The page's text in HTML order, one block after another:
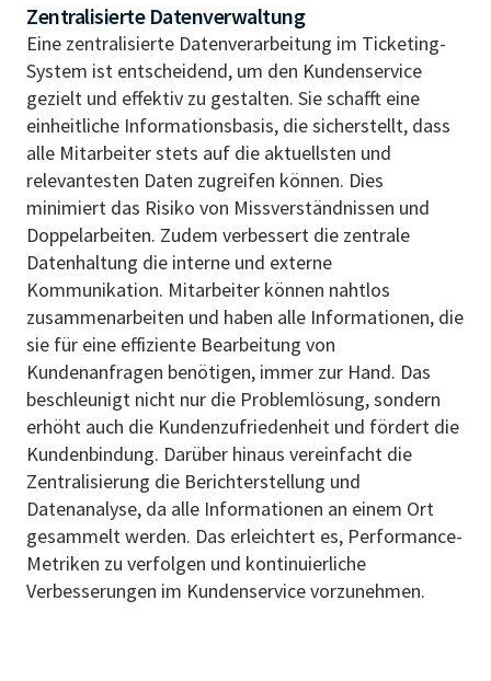
Zentralisierte Datenverwaltung
Eine zentralisierte Datenverarbeitung im Ticketing-
System ist entscheidend, um den Kundenservice
gezielt und effektiv zu gestalten. Sie schafft eine
einheitliche Informationsbasis, die sicherstellt, dass
alle Mitarbeiter stets auf die aktuellsten und
relevantesten Daten zugreifen können. Dies
minimiert das Risiko von Missverständnissen und
Doppelarbeiten. Zudem verbessert die zentrale
Datenhaltung die interne und externe
Kommunikation. Mitarbeiter können nahtlos
zusammenarbeiten und haben alle Informationen, die
sie für eine effiziente Bearbeitung von
Kundenanfragen benötigen, immer zur Hand. Das
beschleunigt nicht nur die Problemlösung, sondern
erhöht auch die Kundenzufriedenheit und fördert die
Kundenbindung. Darüber hinaus vereinfacht die
Zentralisierung die Berichterstellung und
Datenanalyse, da alle Informationen an einem Ort
gesammelt werden. Das erleichtert es, Performance-
Metriken zu verfolgen und kontinuierliche
Verbesserungen im Kundenservice vorzunehmen.